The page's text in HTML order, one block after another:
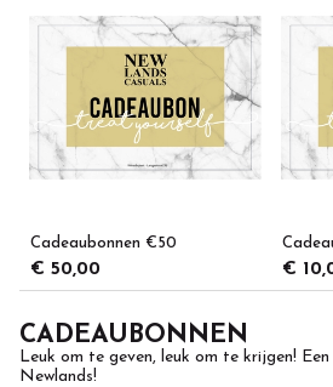
Cadeaubonnen €50
€ 50,00 €
CADEAUBONNEN
Leuk om te geven, leuk om te krijgen!
Newlands!